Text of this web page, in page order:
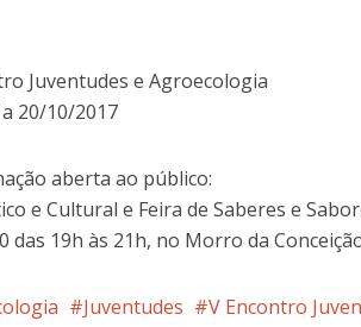
Juventudes e Agroecologia
20/10/2017
aberta ao público:
e Cultural e Feira de Saberes e
das 19h às 21h, no Morro da
Juventudes V Encontro